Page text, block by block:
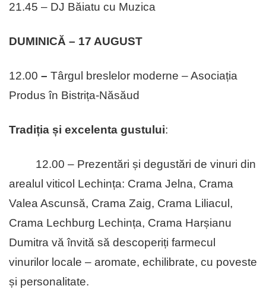
21.45 – DJ Băiatu cu Muzica
DUMINICĂ – 17 AUGUST
12.00 – Târgul breslelor moderne – Asociația
Produs în Bistrița-Năsăud
Tradiția și excelenta gustului:
12.00 – Prezentări și degustări de vinuri din
arealul viticol Lechința: Crama Jelna, Crama
Valea Ascunsă, Crama Zaig, Crama Liliacul,
Crama Lechburg Lechința, Crama Harșianu
Dumitra vă învită să descoperiți farmecul
vinurilor locale – aromate, echilibrate, cu poveste
și personalitate.